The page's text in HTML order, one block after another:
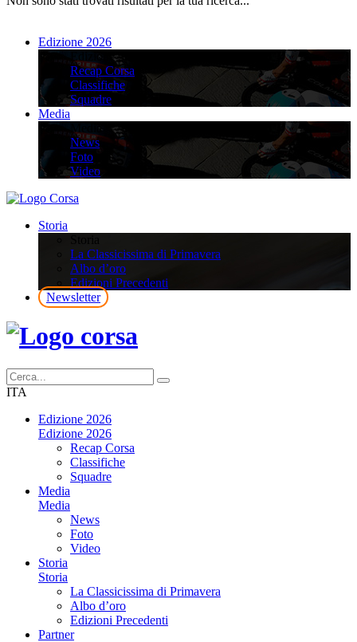
Edizione 2026
Edizione 2026
Recap Corsa
Classifiche
Squadre
Media
Media
News
Foto
Video
Storia
La Classicissima di Primavera
Albo d’oro
Edizioni Precedenti
Newsletter
ITA
Edizione 2026
Edizione 2026
Recap Corsa
Classifiche
Squadre
Media
Media
News
Foto
Video
Storia
Storia
La Classicissima di Primavera
Albo d’oro
Edizioni Precedenti
Partner